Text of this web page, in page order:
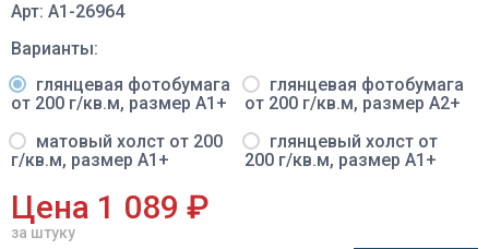
Арт: A1-26964
Варианты:
глянцевая фотобумага
от 200 г/кв.м, размер A1+
глянцевая фотобумага
от 200 г/кв.м, размер A2+
матовый холст от 200
г/кв.м, размер A1+
глянцевый холст от
200 г/кв.м, размер A1+
Цена 1 089 ₽
за штуку